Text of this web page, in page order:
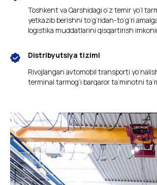
Toshkent va Qarshidagi o‘z temir yo‘l
yetkazib berishni to‘g‘ridan-to‘g‘ri
logistika muddatlarini qisqartirish
Distribyutsiya tizimi
Rivojlangan avtomobil transporti
terminal tarmog‘i barqaror ta’minotni
RIMPEX POLYMER
mahsulotassortimenti
Mahsulot katalogi